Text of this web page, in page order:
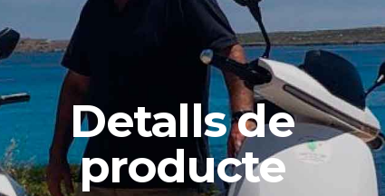
Detalls de
producte